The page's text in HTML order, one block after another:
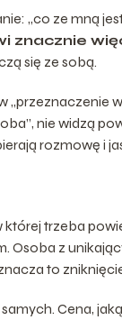
„co ze mną
znacznie
się ze sobą.
„przeznaczenie
nie widzą
rozmowę i
trzeba
Osoba z
to
Cena,